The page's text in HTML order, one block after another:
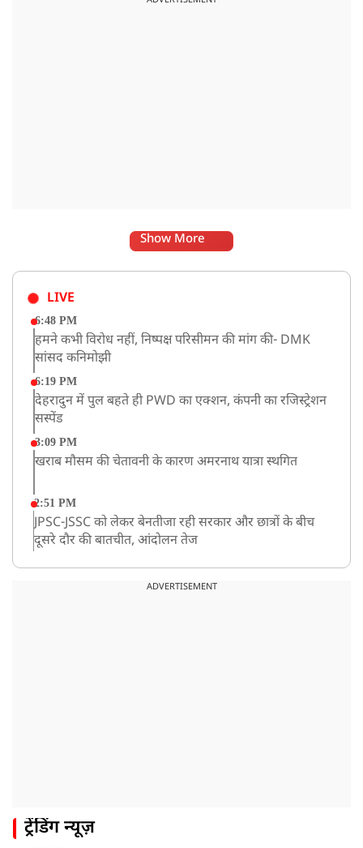
Show More
LIVE
6:48 PM
हमने कभी विरोध नहीं, निष्पक्ष परिसीमन की मांग की- DMK
सांसद कनिमोझी
6:19 PM
देहरादुन में पुल बहते ही PWD का एक्शन, कंपनी का रजिस्ट्रेशन
सस्पेंड
3:09 PM
खराब मौसम की चेतावनी के कारण अमरनाथ यात्रा स्थगित
2:51 PM
JPSC-JSSC को लेकर बेनतीजा रही सरकार और छात्रों के बीच
दूसरे दौर की बातचीत, आंदोलन तेज
प्रयागराज पहुंचे राहुल गांधी, ‘छात्रों की गूंज’ कार्यक्रम में होंगे
सलमान खान के घर के बाहर ड्यूटी पर तैनात पुलिसकर्मी की मौत,
ADVERTISEMENT
ट्रेंडिंग न्यूज़